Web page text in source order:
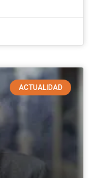
ACTUALIDAD